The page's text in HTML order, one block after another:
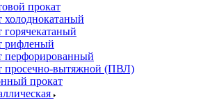
прокат
холоднокатаный
горячекатаный
рифленый
перфорированный
просечно-вытяжной (ПВЛ)
прокат